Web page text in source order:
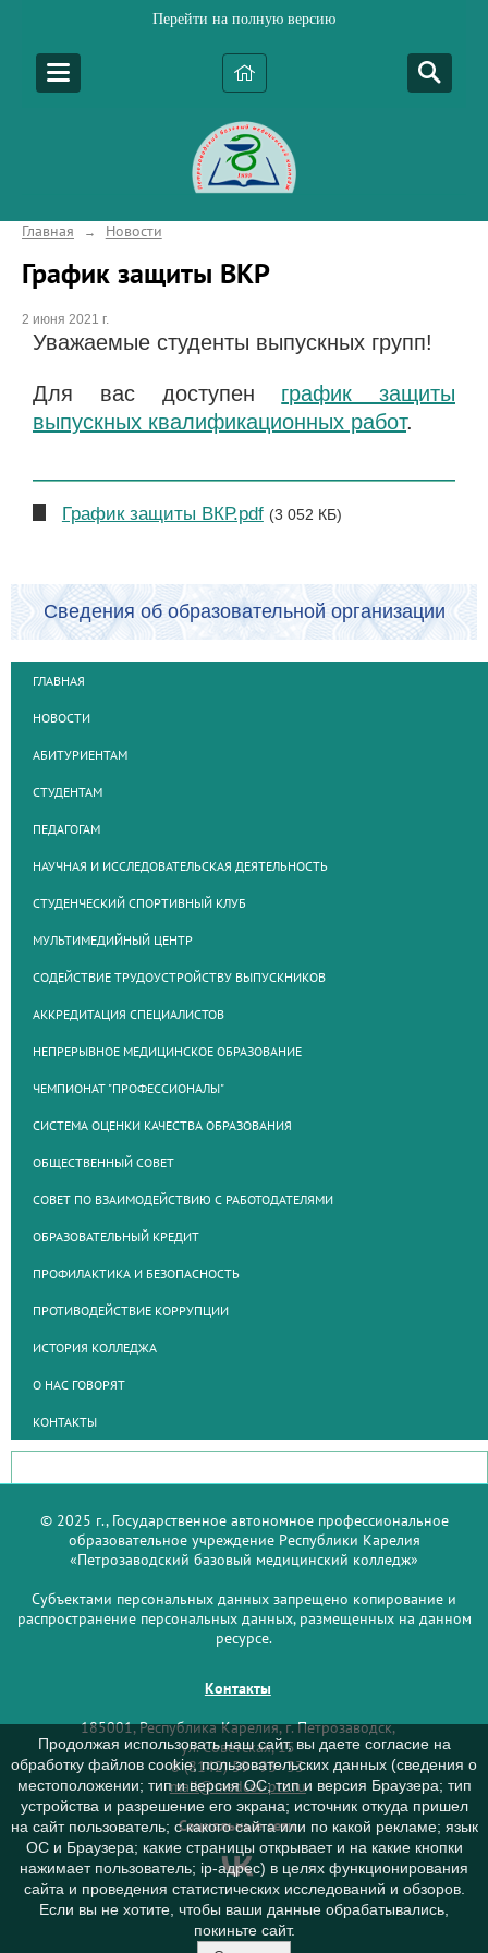
Перейти на полную версию
Главная → Новости
График защиты ВКР
2 июня 2021 г.
Уважаемые студенты выпускных групп!
Для вас доступен график защиты
выпускных квалификационных работ.
График защиты ВКР.pdf (3 052 КБ)
Сведения об образовательной организации
ГЛАВНАЯ
НОВОСТИ
АБИТУРИЕНТАМ
СТУДЕНТАМ
ПЕДАГОГАМ
НАУЧНАЯ И ИССЛЕДОВАТЕЛЬСКАЯ ДЕЯТЕЛЬНОСТЬ
СТУДЕНЧЕСКИЙ СПОРТИВНЫЙ КЛУБ
МУЛЬТИМЕДИЙНЫЙ ЦЕНТР
СОДЕЙСТВИЕ ТРУДОУСТРОЙСТВУ ВЫПУСКНИКОВ
АККРЕДИТАЦИЯ СПЕЦИАЛИСТОВ
НЕПРЕРЫВНОЕ МЕДИЦИНСКОЕ ОБРАЗОВАНИЕ
ЧЕМПИОНАТ "ПРОФЕССИОНАЛЫ"
СИСТЕМА ОЦЕНКИ КАЧЕСТВА ОБРАЗОВАНИЯ
ОБЩЕСТВЕННЫЙ СОВЕТ
СОВЕТ ПО ВЗАИМОДЕЙСТВИЮ С РАБОТОДАТЕЛЯМИ
ОБРАЗОВАТЕЛЬНЫЙ КРЕДИТ
ПРОФИЛАКТИКА И БЕЗОПАСНОСТЬ
ПРОТИВОДЕЙСТВИЕ КОРРУПЦИИ
ИСТОРИЯ КОЛЛЕДЖА
О НАС ГОВОРЯТ
КОНТАКТЫ
© 2025 г., Государственное автономное профессиональное
образовательное учреждение Республики Карелия
«Петрозаводский базовый медицинский колледж»
Субъектами персональных данных запрещено копирование и
распространение персональных данных, размещенных на данном
ресурсе.
Контакты
185001, Республика Карелия, г. Петрозаводск,
ул. Советская, 15
8 (8142) 59–93–33
mail@medcol-ptz.ru
Социальные сети
Продолжая использовать наш сайт, вы даете согласие на
обработку файлов cookie, пользовательских данных (сведения о
местоположении; тип и версия ОС; тип и версия Браузера; тип
устройства и разрешение его экрана; источник откуда пришел
на сайт пользователь; с какого сайта или по какой рекламе; язык
ОС и Браузера; какие страницы открывает и на какие кнопки
нажимает пользователь; ip-адрес) в целях функционирования
сайта и проведения статистических исследований и обзоров.
Если вы не хотите, чтобы ваши данные обрабатывались,
покиньте сайт.